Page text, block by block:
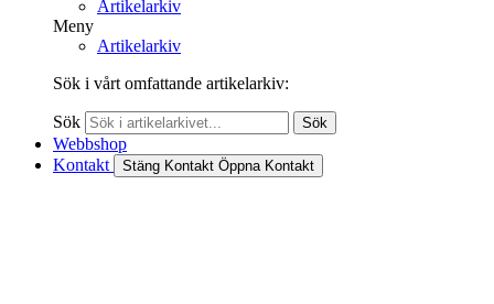
Artikelarkiv
Meny
Artikelarkiv
Sök i vårt omfattande artikelarkiv:
Sök Sök
Webbshop
Kontakt
Stäng Kontakt Öppna Kontakt